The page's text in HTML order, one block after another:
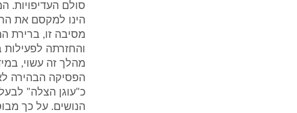
סולם העדיפויות.
הינו למקסם את
מסיבה זו, ברירת
והחזרתה
מהלך זה עשוי,
הפסיקה הבהירה
כ"עוגן הצלה"
הנושים. על כך